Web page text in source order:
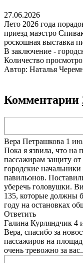
27.06.2026
Лето 2026 года
приезд маэстро
роскошная выставка
В заключение -
Количество
Автор: Наталья
Комментарии
Вера Петрашкова 1
Пока я язвила, что на
пассажирам защиту
городские
павильонов.
уберечь головушки.
135, которые должны
году на остановках
Ответить
Галина Курляндчик 4
Вера, спасибо за
пассажиров на
очень тревожно за